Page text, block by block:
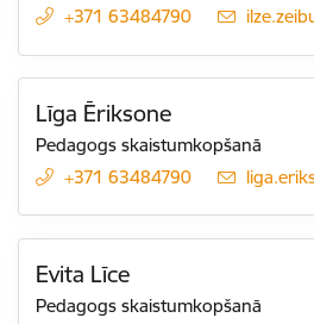
+371 63484790
E-pasts:
Līga Ēriksone
Pedagogs skaistumkopšanā
+371 63484790
E-pasts:
Evita Līce
Pedagogs skaistumkopšanā